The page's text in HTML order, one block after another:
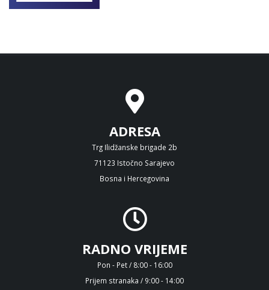
ADRESA
Trg Ilidžanske brigade 2b
71123 Istočno Sarajevo
Bosna i Hercegovina
RADNO VRIJEME
Pon - Pet / 8:00 - 16:00
Prijem stranaka / 9:00 - 14:00